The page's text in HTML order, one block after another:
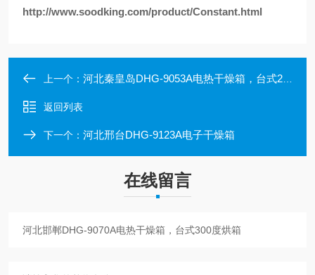
http://www.soodking.com/product/Constant.html
上一个： 河北秦皇岛DHG-9053A电热干燥箱，台式250度烘箱
返回列表
下一个： 河北邢台DHG-9123A电子干燥箱
在线留言